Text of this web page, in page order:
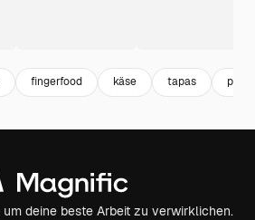
fingerfood käse tapas
deine beste Arbeit zu verwirklichen.